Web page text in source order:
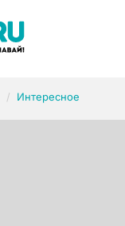
Интересное